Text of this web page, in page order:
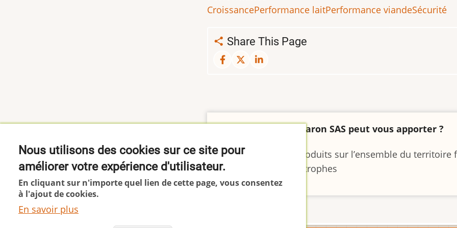
CroissancePerformance laitPerformance viandeSécurité
Share This Page
Qu'est-ce que Margaron SAS peut vous apporter ?
La livraison des coproduits sur l’ensemble du territoire
et dans les pays limitrophes
Nous utilisons des cookies sur ce site pour
améliorer votre expérience d'utilisateur.
En cliquant sur n'importe quel lien de cette page, vous consentez
à l'ajout de cookies.
En savoir plus